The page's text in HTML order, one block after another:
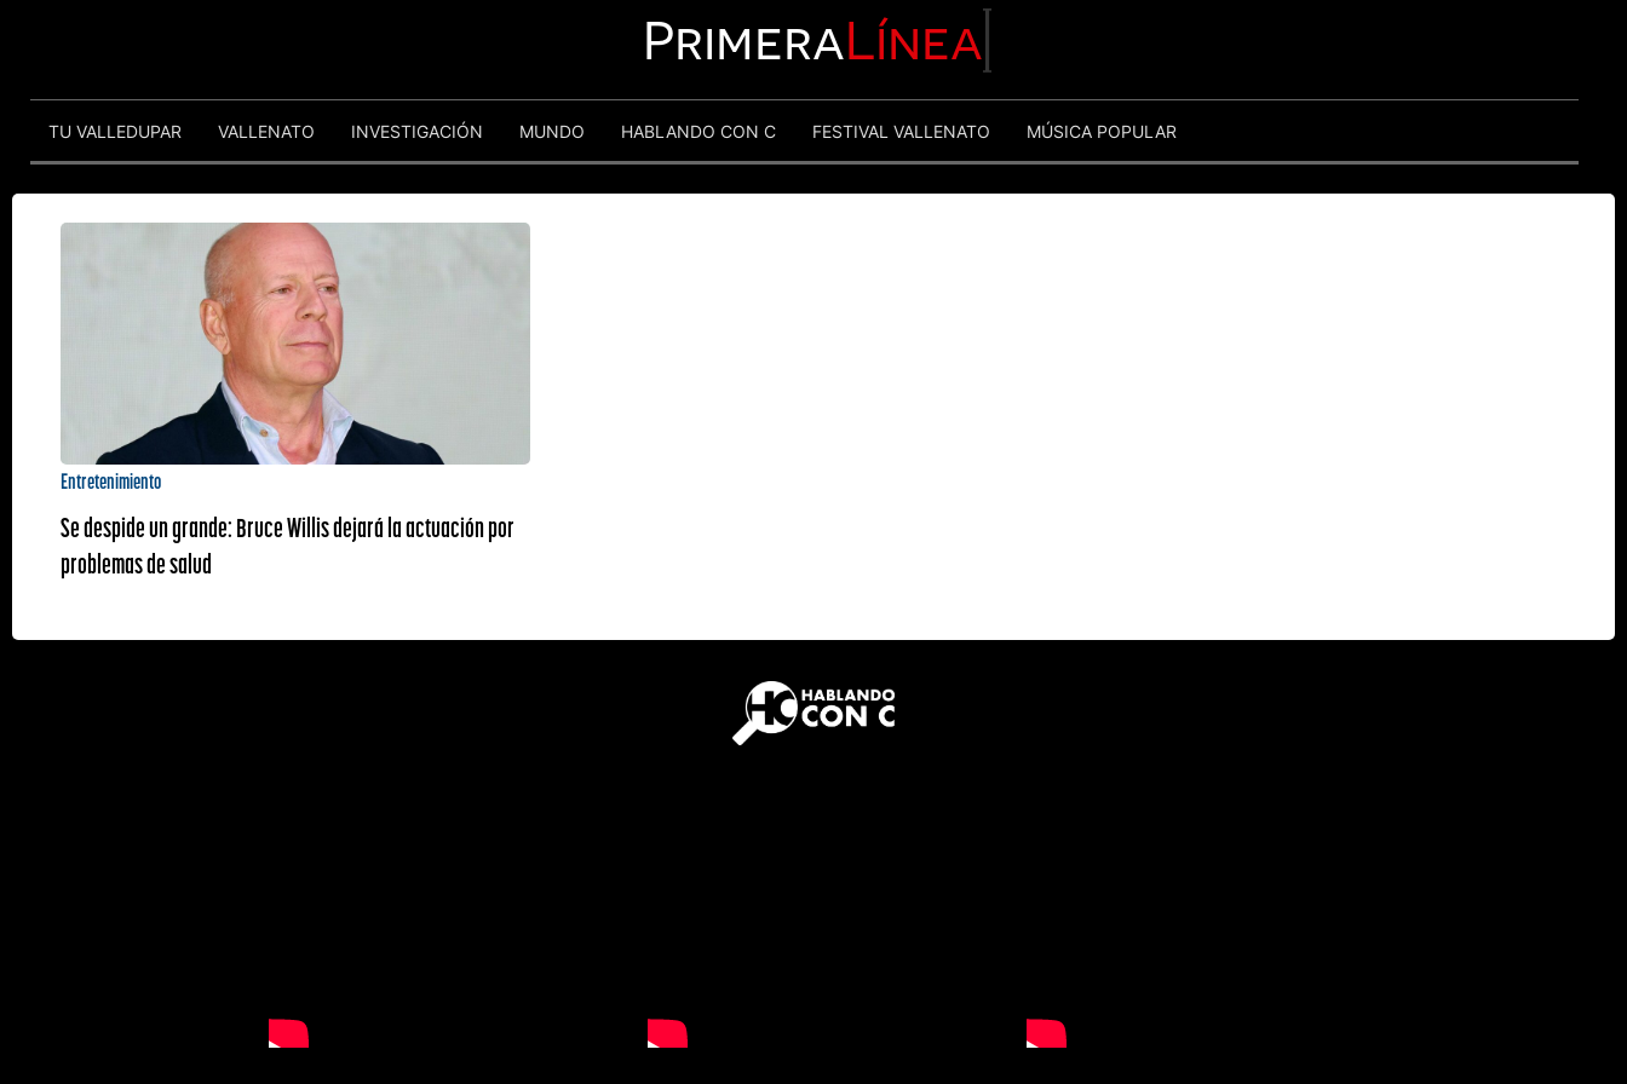
PrimeraLínea
TU VALLEDUPAR VALLENATO INVESTIGACIÓN MUNDO HABLANDO CON C FESTIVAL VALLENATO MÚSICA POPULAR
Entretenimiento
Se despide un grande: Bruce Willis dejará la actuación por
problemas de salud